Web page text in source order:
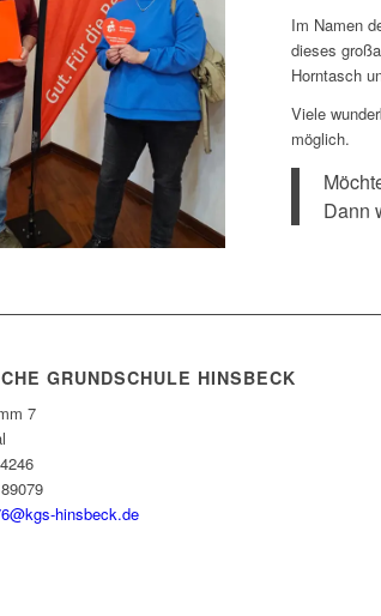
Im Namen
dieses
Horntasch
Viele
möglich.
Dann
GRUNDSCHULE HINSBECK
7
hinsbeck.de